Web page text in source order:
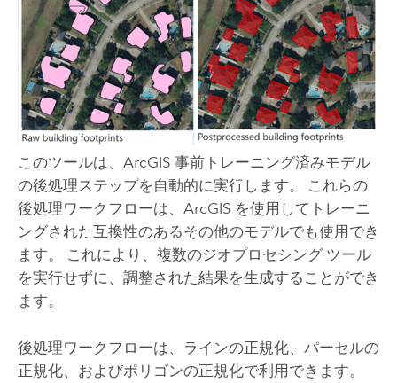
このツールは、ArcGIS 事前トレーニング済みモデル
の後処理ステップを自動的に実行します。 これらの
後処理ワークフローは、ArcGIS を使用してトレーニ
ングされた互換性のあるその他のモデルでも使用でき
ます。 これにより、複数のジオプロセシング ツール
を実行せずに、調整された結果を生成することができ
ます。
後処理ワークフローは、ラインの正規化、パーセルの
正規化、およびポリゴンの正規化で利用できます。